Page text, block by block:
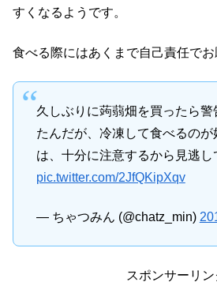
すくなるようです。
食べる際にはあくまで自己責任でお
久しぶりに蒟蒻畑を買ったら警
たんだが、冷凍して食べるのが
は、十分に注意するから見逃
pic.twitter.com/2JfQKipXqv
— ちゃつみん (@chatz_min)
スポンサーリン